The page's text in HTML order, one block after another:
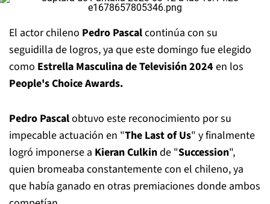
El actor chileno Pedro Pascalcontinúa con su
seguidilla de logros, ya que este domingo fue elegido
como Estrella Masculina de Televisión 2024 en los
People's Choice Awards.
Pedro Pascalobtuvo este reconocimiento por su
impecable actuación en "The Last of Us" y finalmente
logró imponerse a Kieran Culkinde "Succession",
quien bromeaba constantemente con el chileno, ya
que había ganado en otras premiaciones donde ambos